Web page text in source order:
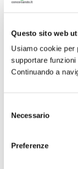
Questo sito web
Usiamo cookie per
supportare
Continuando a
Necessario
Preferenze
Descrizione